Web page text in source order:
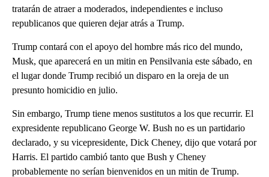
tratarán de atraer a moderados, independientes e incluso
republicanos que quieren dejar atrás a Trump.
Trump contará con el apoyo del hombre más rico del mundo,
Musk, que aparecerá en un mitin en Pensilvania este sábado, en
el lugar donde Trump recibió un disparo en la oreja de un
presunto homicidio en julio.
Sin embargo, Trump tiene menos sustitutos a los que recurrir. El
expresidente republicano George W. Bush no es un partidario
declarado, y su vicepresidente, Dick Cheney, dijo que votará por
Harris. El partido cambió tanto que Bush y Cheney
probablemente no serían bienvenidos en un mitin de Trump.